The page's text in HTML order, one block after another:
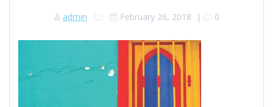
admin February 26, 2018 | 0